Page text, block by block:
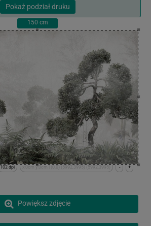
Pokaż podział druku
150 cm
+
-
x:0cm y:0cm | (0,0) (5992,3995) (5992,3995)
102 dpi
Powiększ zdjęcie